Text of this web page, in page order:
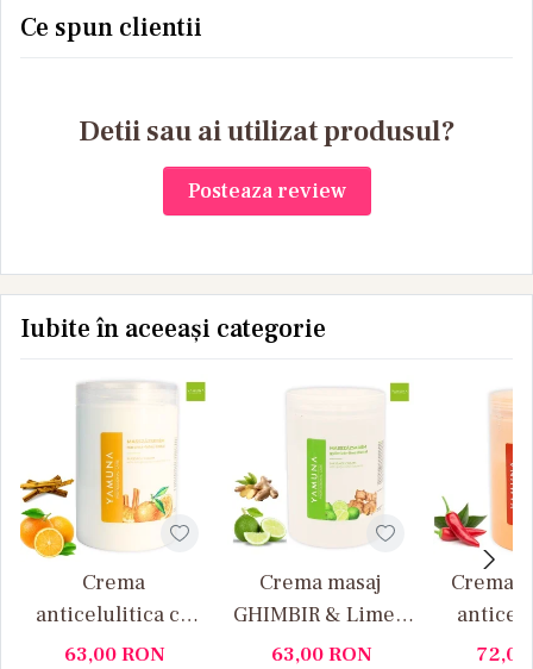
Ce spun clientii
Detii sau ai utilizat produsul?
Posteaza review
Iubite în aceeași categorie
Crema
anticelulitica cu
portocale si
63,00RON
Crema masaj
GHIMBIR & Lime –
Yamuna 1000ML
63,00RON
Crema
extract
72,00